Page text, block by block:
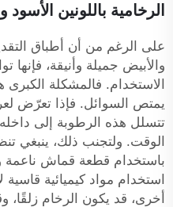
الرخامية باللونين الأسود
على الرغم من أن أطباق
والأبيض جميلة وأنيقة، فإنها
الاستخدام. فالمشكلة
يمتص السوائل. فإذا تعرّض
تتسلل هذه الرطوبة إلى
الوقت. ولتجنب ذلك، ينبغي
باستخدام قطعة قماش ناعمة
استخدام مواد كيميائية
أخرى، قد يكون الرخام زلقًا،